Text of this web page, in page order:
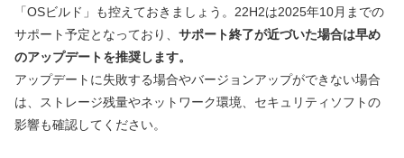
「OSビルド」も控えておきましょう。22H2は2025年10月までの
サポート予定となっており、 サポート終了が近づいた場合は早め
のアップデートを推奨します。
アップデートに失敗する場合やバージョンアップができない場合
は、ストレージ残量やネットワーク環境、セキュリティソフトの
影響も確認してください。